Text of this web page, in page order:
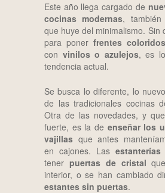
Este año llega cargado de
cocinas modernas,
que huye del minimalismo. Sin
para poner frentes
con vinilos o azulejos, es
tendencia actual.
Se busca lo diferente, lo
de las tradicionales cocinas
Otra de las novedades, y
fuerte, es la de enseñar los
vajillas que antes
en cajones. Las estanterías
tener puertas de cristal
interior, o se han cambiado
estantes sin puertas.